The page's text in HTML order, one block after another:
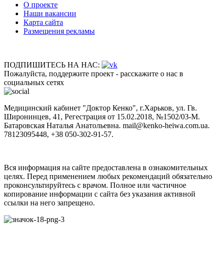
О проекте
Наши вакансии
Карта сайта
Размещения рекламы
ПОДПИШИТЕСЬ НА НАС:
Пожалуйста, поддержите проект - расскажите о нас в
социальных сетях
Медицинский кабинет "Доктор Кенко", г.Харьков, ул. Гв.
Широнинцев, 41, Регестрация от 15.02.2018, №1502/03-M.
Батаровская Наталья Анатольевна. mail@kenko-heiwa.com.ua.
78123095448, +38 050-302-91-57.
Вся информация на сайте предоставлена в ознакомительных
целях. Перед применением любых рекомендаций обязательно
проконсультируйтесь с врачом. Полное или частичное
копирование информации с сайта без указания активной
ссылки на него запрещено.